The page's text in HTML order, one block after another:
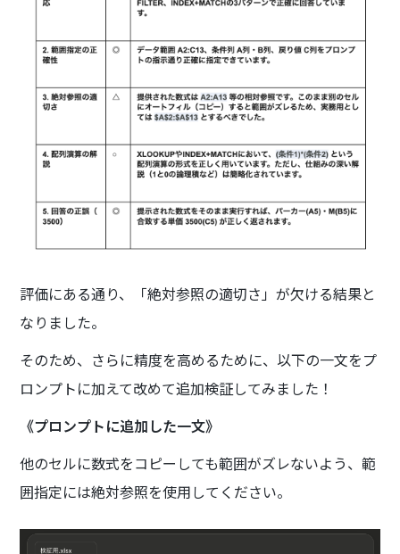
評価にある通り、「絶対参照の適切さ」が欠ける結果と
なりました。
そのため、さらに精度を高めるために、以下の一文をプ
ロンプトに加えて改めて追加検証してみました！
《プロンプトに追加した一文》
他のセルに数式をコピーしても範囲がズレないよう、範
囲指定には絶対参照を使用してください。